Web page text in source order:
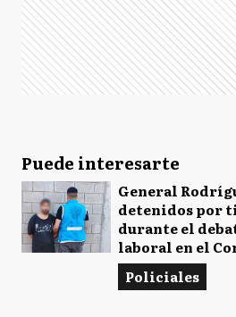
Puede interesarte
General
detenidos por
durante el
laboral en el
Policiales